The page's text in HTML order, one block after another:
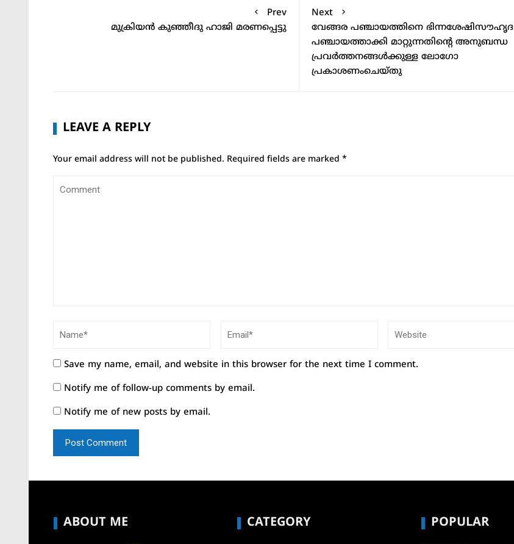
Prev
മുക്രിയൻ കുഞ്ഞീദു ഹാജി മരണപ്പെട്ടു
Next
വേങ്ങര പഞ്ചായത്തിനെ ഭിന്നശേഷിസൗഹൃദ
പഞ്ചായത്താക്കി മാറ്റുന്നതിന്റെ അനുബന്ധ
പ്രവർത്തനങ്ങൾക്കുള്ള ലോഗോ
പ്രകാശണംചെയ്തു
LEAVE A REPLY
Your email address will not be published. Required fields are marked *
Save my name, email, and website in this browser for the next time I comment.
Notify me of follow-up comments by email.
Notify me of new posts by email.
ABOUT ME CATEGORY POPULAR